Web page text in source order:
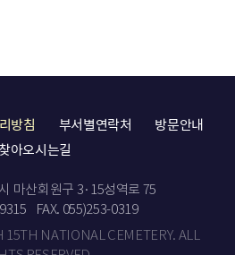
방침 부서별연락처
방문안내
찾아오시는길
마산회원구 3·15성역로 75
FAX. 055)253-0319
NATIONAL CEMETERY. ALL